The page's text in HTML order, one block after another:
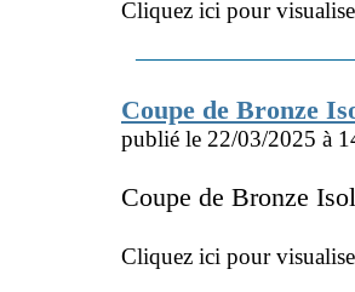
Cliquez ici pour
Coupe de Bronze
publié le 22/03/2025 à
Coupe de Bronze
Cliquez ici pour